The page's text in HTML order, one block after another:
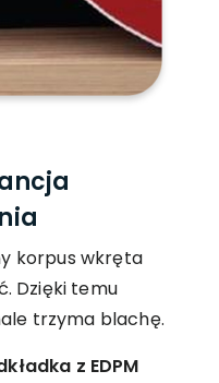
korpus wkręta
Dzięki temu
trzyma blachę.
z EDPM